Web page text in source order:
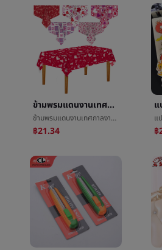
ข้ามพรมแดนงานเทศกาลงานเลี้ยงวันวาเลนไทน์ความรักการพิมพ์ผ้าปูโต๊ะเสนอพลาสติกครั้งหนึ่งของเล่นทางเพศเครื่องประดับจุด
ข้ามพรมแดนงานเทศกาลงานเลี้ยงวันวาเลนไทน์ความรักการพิมพ์ผ้าปูโต๊ะเสนอพลาสติกครั้งหนึ่งของเล่นทางเพศเครื่องประดับจุด
฿21.34 ฿